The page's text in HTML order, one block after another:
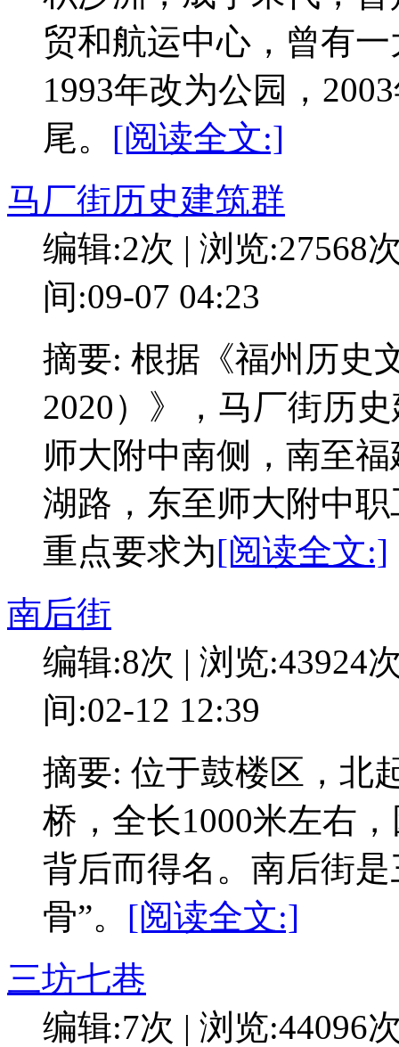
贸和航运中心，曾有
1993年改为公园，
尾。 [阅读全文:]
马厂街历史建筑群
编辑:2次 | 浏览:27568
间:09-07 04:23
摘要: 根据《福州历史
2020）》，马厂街历
师大附中南侧，南至
湖路，东至师大附中
重点要求为[阅读全文:]
南后街
编辑:8次 | 浏览:43924
间:02-12 12:39
摘要: 位于鼓楼区，北
桥，全长1000米左右
背后而得名。南后街
骨”。 [阅读全文:]
三坊七巷
编辑:7次 | 浏览:44096